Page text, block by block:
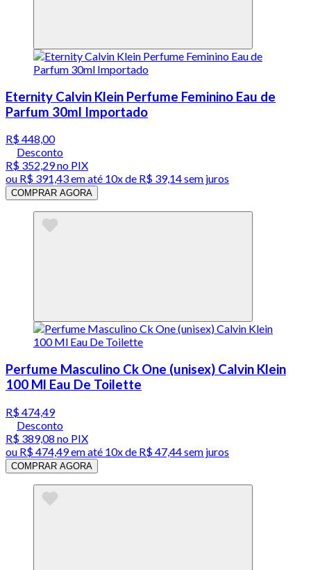
Eternity Calvin Klein Perfume Feminino Eau de
Parfum 30ml Importado
R$ 448,00
Desconto
R$ 352,29no PIX
ou R$ 391,43em até 10x de R$ 39,14 sem juros
COMPRAR AGORA
Perfume Masculino Ck One (unisex) Calvin Klein
100 Ml Eau De Toilette
R$ 474,49
Desconto
R$ 389,08 no PIX
ou R$ 474,49em até 10x de R$ 47,44 sem juros
COMPRAR AGORA